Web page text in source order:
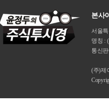
본사
서울
명칭 :
통신
(주)제